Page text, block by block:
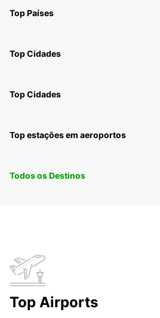
Top Países
Top Cidades
Top Cidades
Top estações em aeroportos
Todos os Destinos
Top Airports